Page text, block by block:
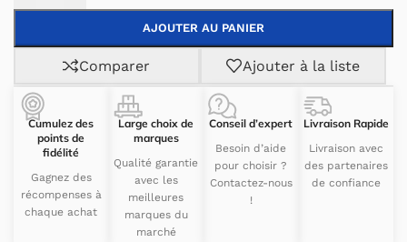
AJOUTER AU PANIER
Comparer Ajouter à la liste
Cumulez des
points de
fidélité
Gagnez des
récompenses à
chaque achat
Large choix de
marques
Qualité garantie
avec les
meilleures
marques du
marché
Conseil d’expert
Besoin d’aide
pour choisir ?
Contactez-nous
!
Livraison Rapide
Livraison avec
des partenaires
de confiance